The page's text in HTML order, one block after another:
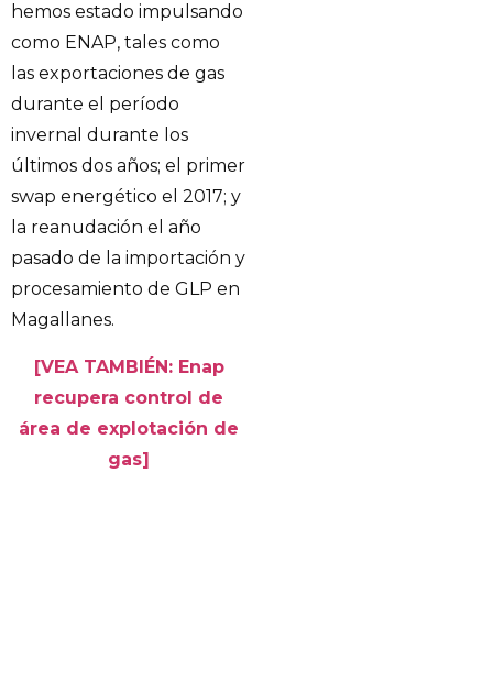
hemos estado impulsando
como ENAP, tales como
las exportaciones de gas
durante el período
invernal durante los
últimos dos años; el primer
swap energético el 2017; y
la reanudación el año
pasado de la importación y
procesamiento de GLP en
Magallanes.
[VEA TAMBIÉN: Enap
recupera control de
área de explotación de
gas]